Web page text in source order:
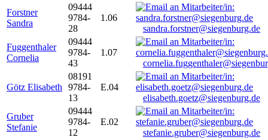
Forstner
Sandra
09444
9784-
28
1.06
sandra.forstner@siegenburg.de
Fuggenthaler
Cornelia
09444
9784-
43
1.07
Götz Elisabeth
08191
9784-
13
E.04
elisabeth.goetz@siegenburg.de
Gruber
Stefanie
09444
9784-
12
E.02
stefanie.gruber@siegenburg.de